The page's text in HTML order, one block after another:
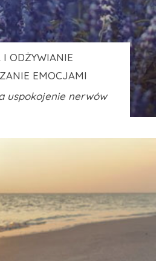
I ODŻYWIANIE
EMOCJAMI
uspokojenie nerwów